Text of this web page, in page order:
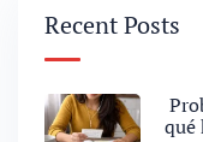
Recent Posts
qué